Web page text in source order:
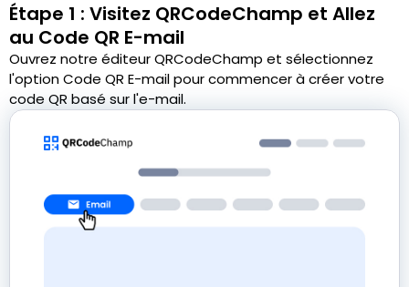
Étape 1 : Visitez QRCodeChamp et Allez
au Code QR E-mail
Ouvrez notre éditeur QRCodeChamp et sélectionnez
l'option Code QR E-mail pour commencer à créer votre
code QR basé sur l'e-mail.